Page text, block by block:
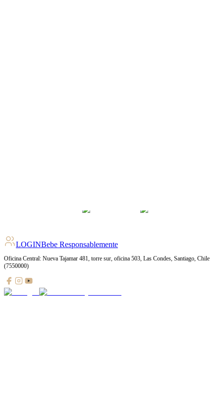
LOGINBebe Responsablemente
Oficina Central: Nueva Tajamar 481, torre sur, oficina 503, Las Condes, Santiago, Chile
(7550000)